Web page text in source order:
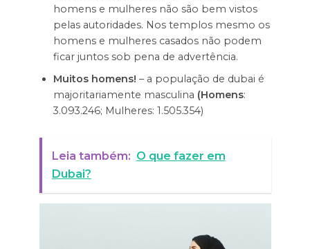
homens e mulheres não são bem vistos
pelas autoridades. Nos templos mesmo os
homens e mulheres casados não podem
ficar juntos sob pena de advertência.
Muitos homens! – a população de dubai é
majoritariamente masculina (Homens:
3.093.246; Mulheres: 1.505.354)
Leia também: O que fazer em
Dubai?